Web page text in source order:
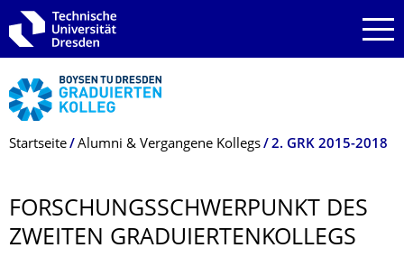
Zur Hauptnavigation springen
Zur Suche springen
Zum Inhalt springen
Breadcrumb-Menü
Startseite Alumni & Vergangene Kollegs 2. GRK 2015-2018
FORSCHUNGS­SCHWERPUNKT DES
ZWEITEN GRADUIERTENKOL­LEGS